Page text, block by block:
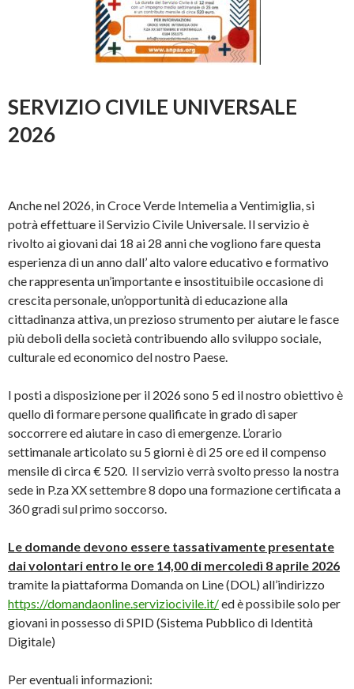
SERVIZIO CIVILE UNIVERSALE
2026
Anche nel 2026, in Croce Verde Intemelia a Ventimiglia, si
potrà effettuare il Servizio Civile Universale. Il servizio è
rivolto ai giovani dai 18 ai 28 anni che vogliono fare questa
esperienza di un anno dall’ alto valore educativo e formativo
che rappresenta un’importante e insostituibile occasione di
crescita personale, un’opportunità di educazione alla
cittadinanza attiva, un prezioso strumento per aiutare le fasce
più deboli della società contribuendo allo sviluppo sociale,
culturale ed economico del nostro Paese.
I posti a disposizione per il 2026 sono 5 ed il nostro obiettivo è
quello di formare persone qualificate in grado di saper
soccorrere ed aiutare in caso di emergenze. L’orario
settimanale articolato su 5 giorni è di 25 ore ed il compenso
mensile di circa € 520. Il servizio verrà svolto presso la nostra
sede in P.za XX settembre 8 dopo una formazione certificata a
360 gradi sul primo soccorso.
Le domande devono essere tassativamente presentate
dai volontari entro le ore 14,00 di mercoledì 8 aprile 2026
tramite la piattaforma Domanda on Line (DOL) all’indirizzo
https://domandaonline.serviziocivile.it/ed è possibile solo per
giovani in possesso di SPID (Sistema Pubblico di Identità
Digitale)
Per eventuali informazioni: